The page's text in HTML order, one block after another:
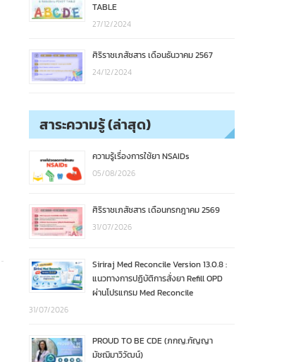
TABLE
27/12/2024
ศิริราชเภสัชสาร เดือนธันวาคม 2567
24/12/2024
สาระความรู้ (ล่าสุด)
ความรู้เรื่องการใช้ยา NSAIDs
05/08/2026
ศิริราชเภสัชสาร เดือนกรกฎาคม 2569
31/07/2026
Siriraj Med Reconcile Version 13.0.8 :
แนวทางการปฏิบัติการสั่งยา Refill OPD
ผ่านโปรแกรม Med Reconcile
31/07/2026
PROUD TO BE CDE (ภกญ.กัญญา
มัชฌิมาวิวัฒน์)